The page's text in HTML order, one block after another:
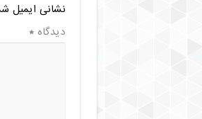
نشانی ایمیل
دیدگاه*